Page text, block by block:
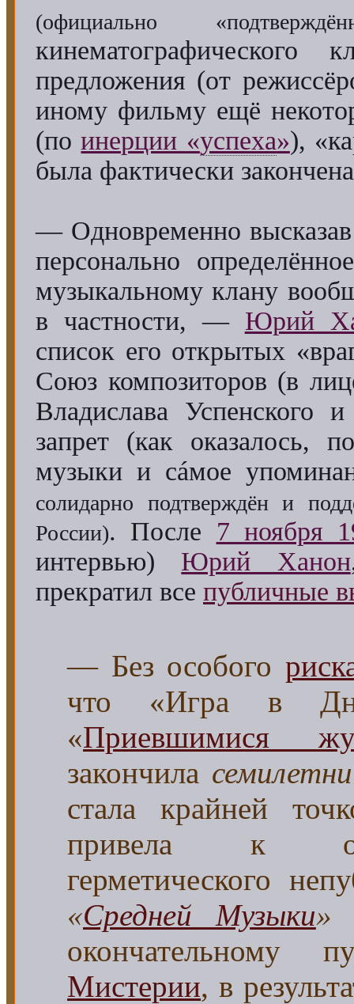
(официально
предложения (от
иному фильму ещё
(поинерции «успеха»),
была фактически
— Одновременно
персонально
музыкальному клану
в частности, — Юрий
список его открытых
Союз композиторов (в
Владислава Успенского
запрет (как оказалось,
музыки и сáмое
солидарно подтверждён и
России). После 7 ноября
интервью) Юрий Ханон
прекратил все публичные
— Без особого
что «Игра в
«Приевшимися
закончила
стала крайней
привела к
герметического
«Средней Музыки»
окончательному
Мистерии, в